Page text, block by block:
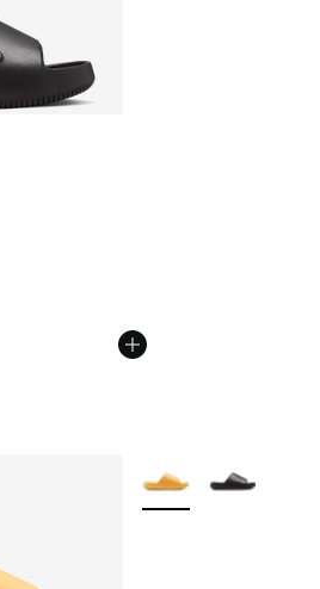
Meer kleuren